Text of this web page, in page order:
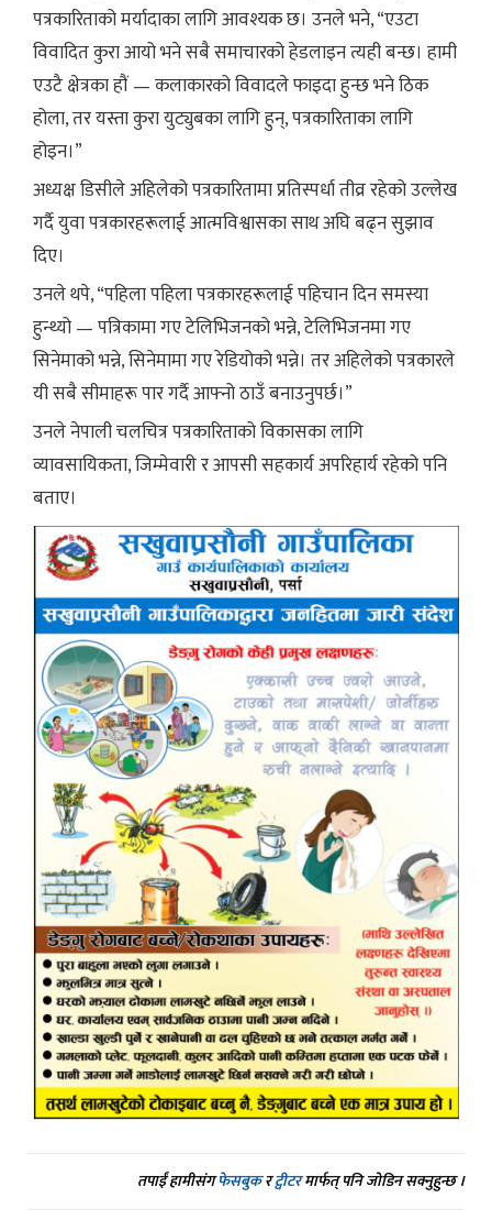
पत्रकारिताको मर्यादाका लागि आवश्यक छ। उनले भने, “एउटा
विवादित कुरा आयो भने सबै समाचारको हेडलाइन त्यही बन्छ। हामी
एउटै क्षेत्रका हौं — कलाकारको विवादले फाइदा हुन्छ भने ठिक
होला, तर यस्ता कुरा युट्युबका लागि हुन्, पत्रकारिताका लागि
होइन।”
अध्यक्ष डिसीले अहिलेको पत्रकारितामा प्रतिस्पर्धा तीव्र रहेको उल्लेख
गर्दै युवा पत्रकारहरूलाई आत्मविश्वासका साथ अघि बढ्न सुझाव
दिए।
उनले थपे, “पहिला पहिला पत्रकारहरूलाई पहिचान दिन समस्या
हुन्थ्यो — पत्रिकामा गए टेलिभिजनको भन्ने, टेलिभिजनमा गए
सिनेमाको भन्ने, सिनेमामा गए रेडियोको भन्ने। तर अहिलेको पत्रकारले
यी सबै सीमाहरू पार गर्दै आफ्नो ठाउँ बनाउनुपर्छ।”
उनले नेपाली चलचित्र पत्रकारिताको विकासका लागि
व्यावसायिकता, जिम्मेवारी र आपसी सहकार्य अपरिहार्य रहेको पनि
बताए।
तपाईं हामीसंगफेसबुकरट्वीटरमार्फत् पनि जोडिन सक्नुहुन्छ ।